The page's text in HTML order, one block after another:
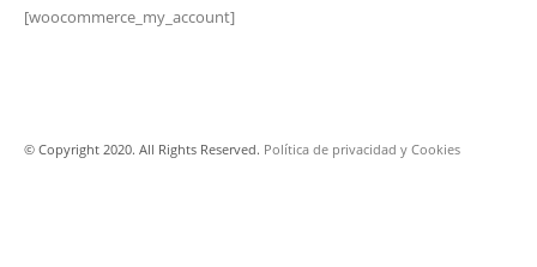
[woocommerce_my_account]
© Copyright 2020. All Rights Reserved. Política de privacidad y Cookies